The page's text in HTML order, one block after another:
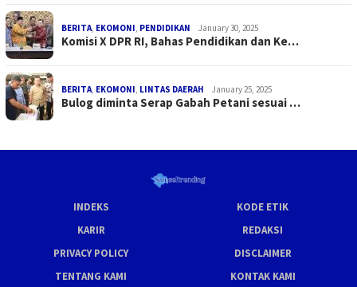
BERITA EKOMONI PENDIDIKAN January 30, 2025
Komisi X DPR RI, Bahas Pendidikan dan Ke…
BERITA EKOMONI LINTAS DAERAH January 25, 2025
Bulog diminta Serap Gabah Petani sesuai …
INDEKS
KODE ETIK
KARIR
REDAKSI
PRIVACY POLICY
DISCLAIMER
TENTANG KAMI
KONTAK KAMI